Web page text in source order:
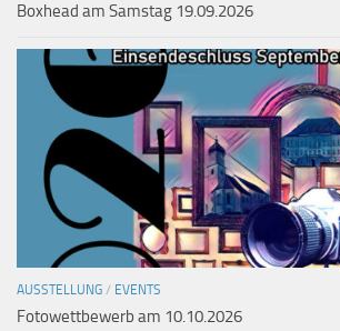
Boxhead am Samstag 19.09.2026
AUSSTELLUNG / EVENTS
Fotowettbewerb am 10.10.2026